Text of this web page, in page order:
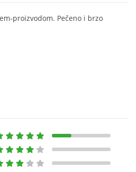
proizvodom. Pečeno i brzo